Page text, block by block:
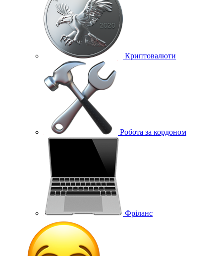
Криптовалюти
Робота за кордоном
Фріланс